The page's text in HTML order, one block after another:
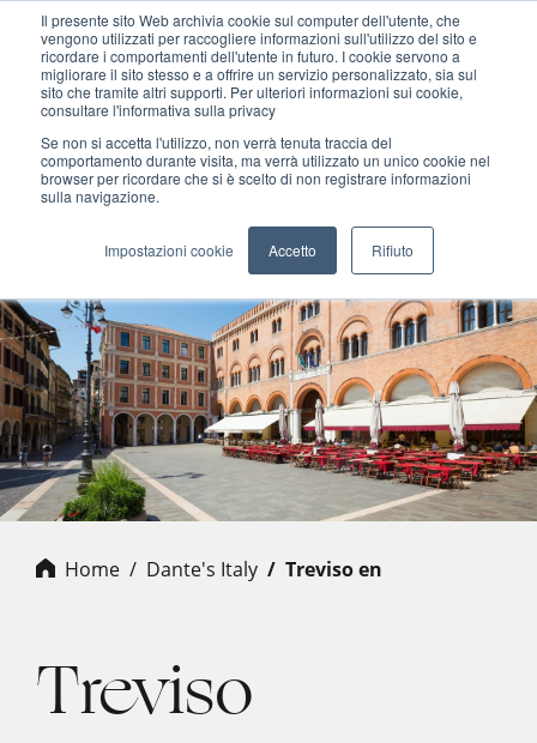
Il presente sito Web archivia cookie sul computer dell'utente, che
vengono utilizzati per raccogliere informazioni sull'utilizzo del sito e
ricordare i comportamenti dell'utente in futuro. I cookie servono a
migliorare il sito stesso e a offrire un servizio personalizzato, sia sul
sito che tramite altri supporti. Per ulteriori informazioni sui cookie,
consultare l'informativa sulla privacy
Se non si accetta l'utilizzo, non verrà tenuta traccia del
comportamento durante visita, ma verrà utilizzato un unico cookie nel
browser per ricordare che si è scelto di non registrare informazioni
sulla navigazione.
Impostazioni cookie Accetto Rifiuto
MENU
Home Dante's Italy treviso en
Treviso